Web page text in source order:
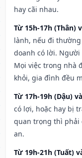
hay cãi nhau.
Từ 15h-17h (Thân)
lành, nếu đi
doanh có lời.
Mọi việc trong nhà
khỏi, gia đình đều
Từ 17h-19h (Dậu)
có lợi, hoặc hay bị
quan trọng thì phải
an.
Từ 19h-21h (Tuất)